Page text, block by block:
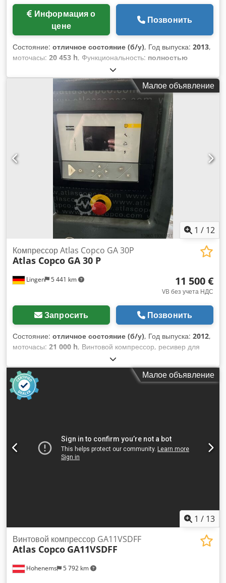
цене
Позвонить
Состояние: отличное состояние (б/у), Год выпуска: 2013,
моточасы: 20 453 h, Функциональность: полностью
, Винтовой компрессор Atlas Copco
GA11VSD+ Интегрированный преобразователь частоты 11
кВт 13 бар 1,95 м³/мин Год выпуска: 2013 Наработка: 20
453 ч Dkodpfxsy Uiyco Afzsr
Малое объявление
1 / 12
Lingen 5 441 km
Компрессор Atlas Copco GA 30P
Atlas Copco GA 30 P
11 500 €
VB без учета НДС
Запросить Позвонить
Состояние: отличное состояние (б/у), Год выпуска: 2012,
моточасы: 21 000 h, Винтовой компрессор, ресивер для
сжатого воздуха, осушитель, маслоотделитель, место
расположения Мюльхайм-ан-дер-Рур Dksdpfowr Nnbox
Afzjr
Малое объявление
1 / 13
Hohenems 5 792 km
Винтовой компрессор GA11VSDFF
Atlas Copco GA11VSDFF